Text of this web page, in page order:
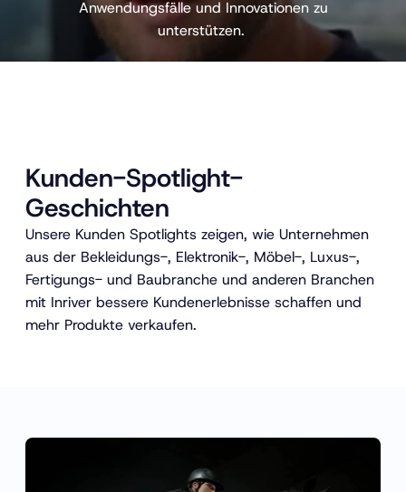
o
Anwendungsfälle und Innovationen zu
unterstützen.
Kunden-Spotlight-
Geschichten
Unsere Kunden Spotlights zeigen, wie Unternehmen
aus der Bekleidungs-, Elektronik-, Möbel-, Luxus-,
Fertigungs- und Baubranche und anderen Branchen
mit Inriver bessere Kundenerlebnisse schaffen und
mehr Produkte verkaufen.